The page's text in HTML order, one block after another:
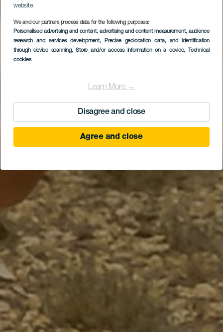
website.
We and our partners process data for the following purposes:
Personalised advertising and content, advertising and content measurement, audience
research and services development, Precise geolocation data, and identification
through device scanning, Store and/or access information on a device, Technical
cookies
Learn More →
Disagree and close
Agree and close
Ajaches
LANZAROTE